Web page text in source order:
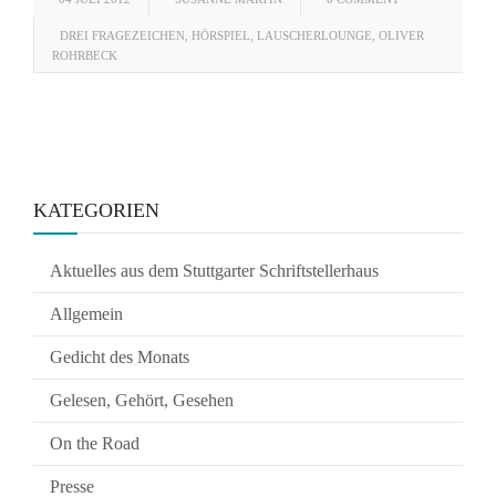
DREI FRAGEZEICHEN HÖRSPIEL LAUSCHERLOUNGE OLIVER
ROHRBECK
KATEGORIEN
Aktuelles aus dem Stuttgarter Schriftstellerhaus
Allgemein
Gedicht des Monats
Gelesen, Gehört, Gesehen
On the Road
Presse